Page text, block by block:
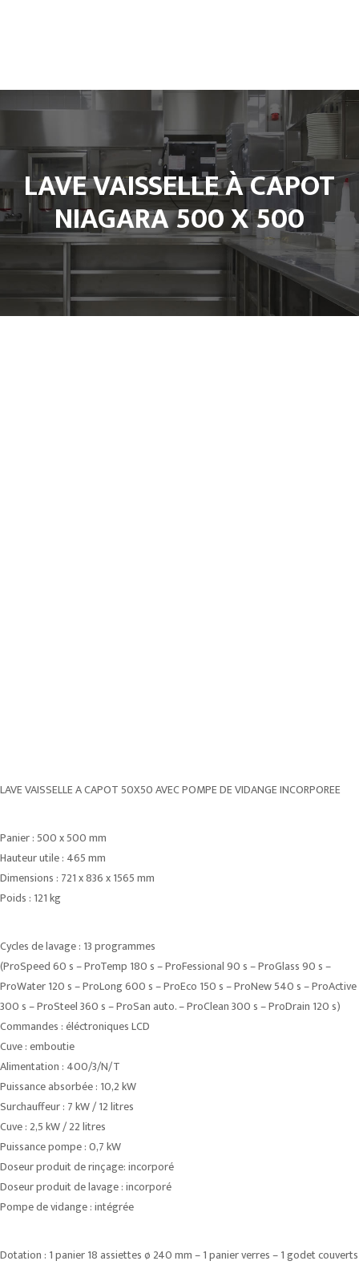
L’entreprise
Froid et Cuisine Pro
Matériels de cuisine professionnel
Notre Boutique
Contact
LAVE VAISSELLE À CAPOT
NIAGARA 500 X 500
LAVE VAISSELLE A CAPOT 50X50 AVEC POMPE DE VIDANGE INCORPOREE
Panier : 500 x 500 mm
Hauteur utile : 465 mm
Dimensions : 721 x 836 x 1565 mm
Poids : 121 kg
Cycles de lavage : 13 programmes
(ProSpeed 60 s – ProTemp 180 s – ProFessional 90 s – ProGlass 90 s –
ProWater 120 s – ProLong 600 s – ProEco 150 s – ProNew 540 s – ProActive
300 s – ProSteel 360 s – ProSan auto. – ProClean 300 s – ProDrain 120 s)
Commandes : éléctroniques LCD
Cuve : emboutie
Alimentation : 400/3/N/T
Puissance absorbée : 10,2 kW
Surchauffeur : 7 kW / 12 litres
Cuve : 2,5 kW / 22 litres
Puissance pompe : 0,7 kW
Doseur produit de rinçage: incorporé
Doseur produit de lavage : incorporé
Pompe de vidange : intégrée
Dotation : 1 panier 18 assiettes ø 240 mm – 1 panier verres – 1 godet couverts